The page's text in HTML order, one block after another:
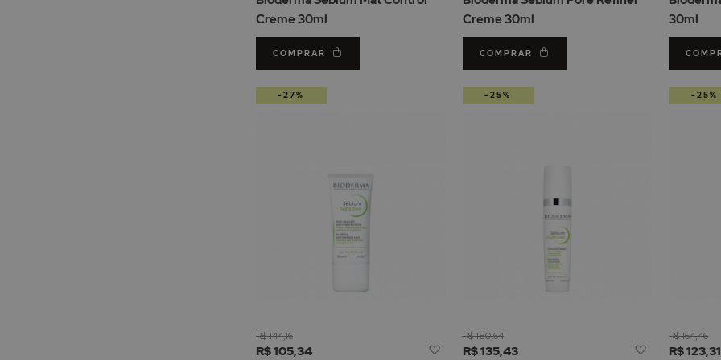
Desejos
Creme 30ml
COMPRAR
Desejos
Creme 30ml
COMPRAR
30ml
R$ 105,34
R$ 144,16
Adicionar
-27%
R$ 135,43
R$ 180,64
Adicionar
-25%
R$ 123,31
R$ 164,46
-25%